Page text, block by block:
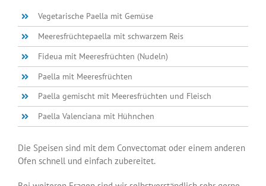
Vegetarische Paella mit Gemüse
Meeresfrüchtepaella mit schwarzem Reis
Fideua mit Meeresfrüchten (Nudeln)
Paella mit Meeresfrüchten
Paella gemischt mit Meeresfrüchten und Fleisch
Paella Valenciana mit Hühnchen
Die Speisen sind mit dem Convectomat oder einem anderen
Ofen schnell und einfach zubereitet.